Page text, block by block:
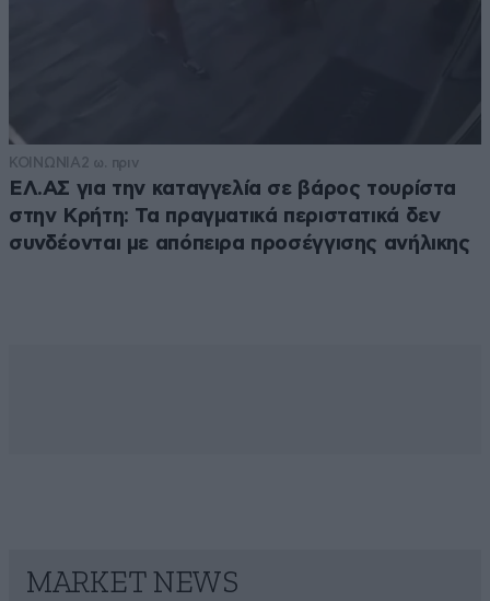
ΚΟΙΝΩΝΙΑ2 ω. πριν
ΕΛ.ΑΣ για την καταγγελία σε βάρος τουρίστα
στην Κρήτη: Τα πραγματικά περιστατικά δεν
συνδέονται με απόπειρα προσέγγισης ανήλικης
MARKET NEWS